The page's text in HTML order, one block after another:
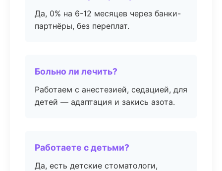
Да, 0% на 6-12 месяцев через банки-
партнёры, без переплат.
Больно ли лечить?
Работаем с анестезией, седацией, для
детей — адаптация и закись азота.
Работаете с детьми?
Да, есть детские стоматологи,